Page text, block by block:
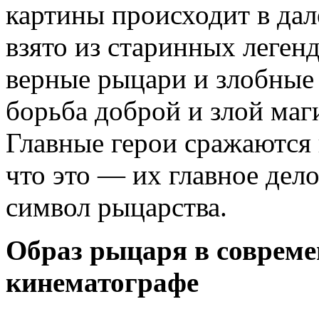
картины происходит в
взято из старинных
верные рыцари и
борьба доброй и злой
Главные ге­рои
что это — их главное
символ рыцарства.
Образ рыцаря в
кинематографе